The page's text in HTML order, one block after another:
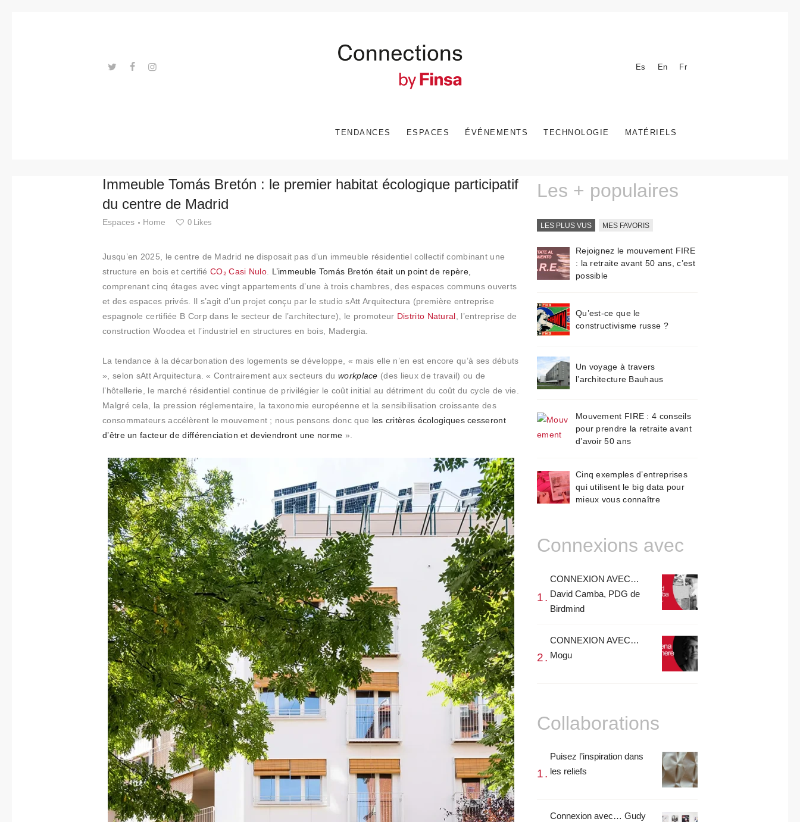
Es En Fr
TENDANCES ESPACES ÉVÉNEMENTS TECHNOLOGIE MATÉRIELS
Connexio
Collabora
Immeuble Tomás Bretón : le premier habitat écologique participatif
du centre de Madrid
Espaces Home 0 Likes
Jusqu’en 2025, le centre de Madrid ne disposait pas d’un immeuble résidentiel collectif combinant une
structure en bois et certifiéCO₂ Casi Nulo. L’immeuble Tomás Bretón était un point de repère,
comprenant cinq étages avec vingt appartements d’une à trois chambres, des espaces communs ouverts
et des espaces privés. Il s’agit d’un projet conçu par le studio sAtt Arquitectura (première entreprise
espagnole certifiée B Corp dans le secteur de l’architecture), le promoteur Distrito Natural , l’entreprise de
construction Woodea et l’industriel en structures en bois, Madergia.
La tendance à la décarbonation des logements se développe, « mais elle n’en est encore qu’à ses débuts
», selon sAtt Arquitectura. « Contrairement aux secteurs du workplace (des lieux de travail) ou de
l’hôtellerie, le marché résidentiel continue de privilégier le coût initial au détriment du coût du cycle de vie.
Malgré cela, la pression réglementaire, la taxonomie européenne et la sensibilisation croissante des
consommateurs accélèrent le mouvement ; nous pensons donc que les critères écologiques cesseront
d’être un facteur de différenciation et deviendront une norme ».
Les + populaires
LES PLUS VUS MES FAVORIS
Rejoignez le mouvement FIRE
: la retraite avant 50 ans, c’est
possible
Qu’est-ce que le
constructivisme russe ?
Un voyage à travers
l’architecture Bauhaus
Mouvement FIRE : 4 conseils
pour prendre la retraite avant
d’avoir 50 ans
Cinq exemples d’entreprises
qui utilisent le big data pour
mieux vous connaître
Connexions avec
CONNEXION AVEC…
David Camba, PDG de
Birdmind
CONNEXION AVEC…
Mogu
Collaborations
Puisez l’inspiration dans
les reliefs
Connexion avec… Gudy